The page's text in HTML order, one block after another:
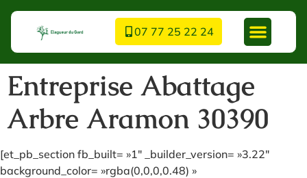
07 77 25 22 24
Entreprise Abattage
Arbre Aramon 30390
[et_pb_section fb_built= »1″ _builder_version= »3.22″
background_color= »rgba(0,0,0,0.48) »